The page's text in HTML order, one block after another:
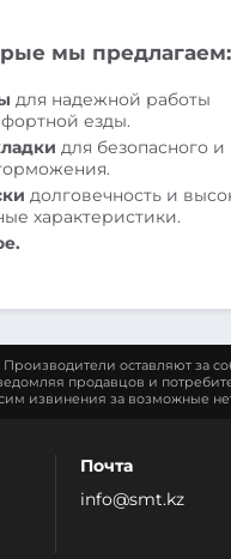
мы предлагаем:
для надежной работы
езды.
для безопасного и
долговечность и
характеристики.
оставляют за
продавцов и
извинения за возможные
Почта
info@smt.kz